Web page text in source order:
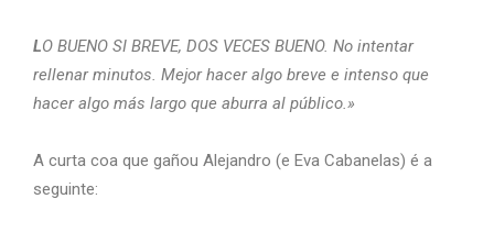
LO BUENO SI BREVE, DOS VECES BUENO. No intentar
rellenar minutos. Mejor hacer algo breve e intenso que
hacer algo más largo que aburra al público.»
A curta coa que gañou Alejandro (e Eva Cabanelas) é a
seguinte: